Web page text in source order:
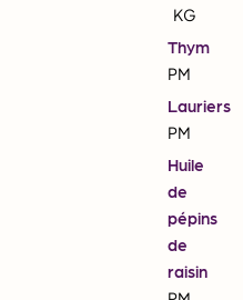
KG
Thym
PM
Lauriers
PM
Huile
de
pépins
de
raisin